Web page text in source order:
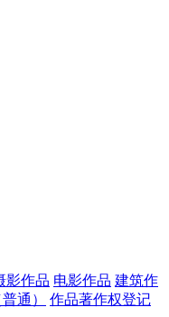
影作品 电影作品 建筑作
通）
作品著作权登记